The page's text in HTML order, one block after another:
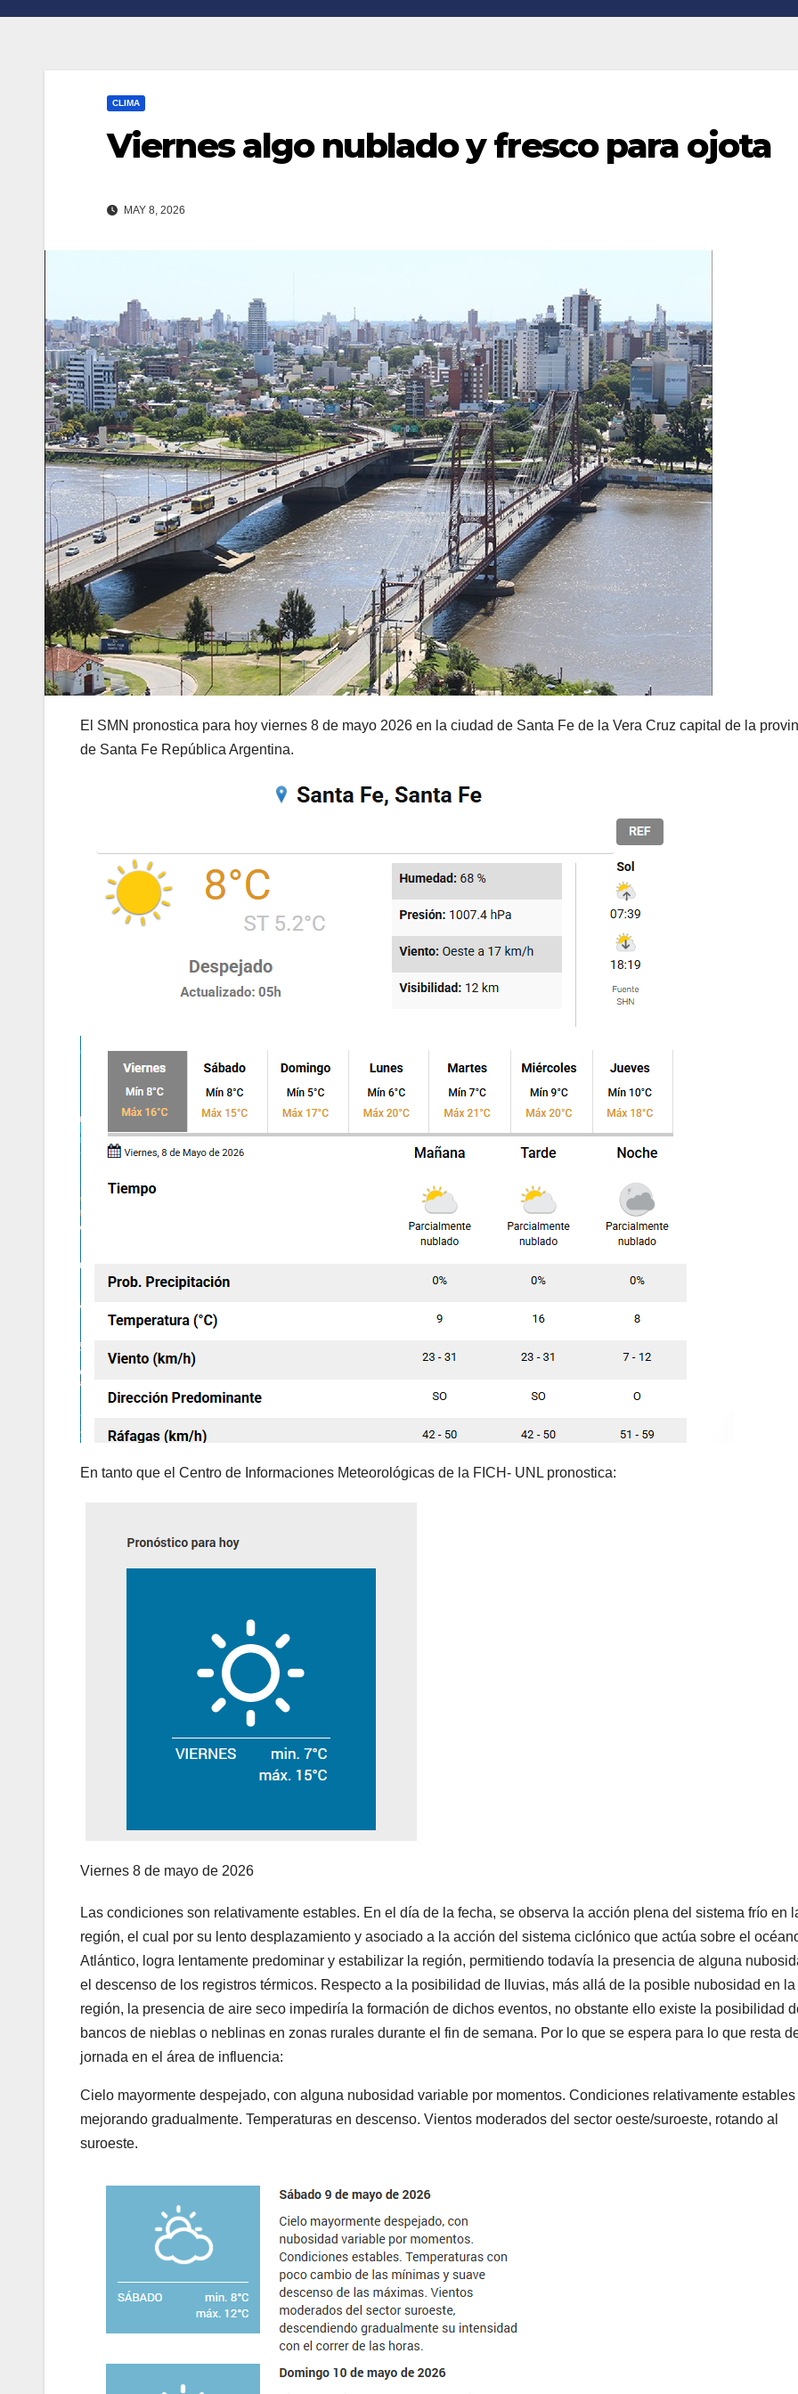
CLIMA
Viernes algo nublado y fresco para ojota
MAY 8, 2026
El SMN pronostica para hoy viernes 8 de mayo 2026 en la ciudad de Santa Fe de la Vera Cruz capital de la
de Santa Fe República Argentina.
En tanto que el Centro de Informaciones Meteorológicas de la FICH- UNL pronostica:
Viernes 8 de mayo de 2026
Las condiciones son relativamente estables. En el día de la fecha, se observa la acción plena del sistema frío en
región, el cual por su lento desplazamiento y asociado a la acción del sistema ciclónico que actúa sobre el
Atlántico, logra lentamente predominar y estabilizar la región, permitiendo todavía la presencia de alguna
el descenso de los registros térmicos. Respecto a la posibilidad de lluvias, más allá de la posible nubosidad en la
región, la presencia de aire seco impediría la formación de dichos eventos, no obstante ello existe la posibilidad
bancos de nieblas o neblinas en zonas rurales durante el fin de semana. Por lo que se espera para lo que resta
jornada en el área de influencia:
Cielo mayormente despejado, con alguna nubosidad variable por momentos. Condiciones relativamente estables
mejorando gradualmente. Temperaturas en descenso. Vientos moderados del sector oeste/suroeste, rotando al
suroeste.
n